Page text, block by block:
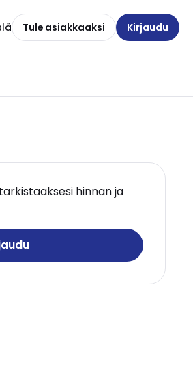
Tule asiakkaaksi Kirjaudu
hinnan ja